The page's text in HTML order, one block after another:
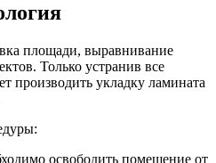
площади, выравнивание
Только устранив все
производить укладку ламината
освободить помещение от